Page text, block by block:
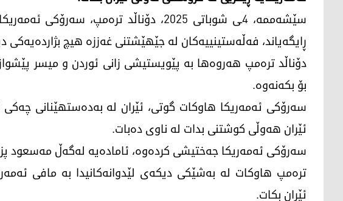
سێشه‌ممه‌، 4ـی شوباتی 2025، دۆناڵد تره‌مپ،
ڕایگه‌یاند، فه‌ڵه‌ستینییه‌كان له‌ جێهێشتنی غه‌ززه‌ هیچ بژارده‌یه‌كی
دۆناڵد تره‌مپ هه‌روه‌ها به‌ پێویستیشی زانی ئوردن و میسر
بۆ بكه‌نه‌وه‌.
سه‌رۆكی ئه‌مه‌ریكا هاوكات گوتی، ئێران له‌ به‌ده‌ستهێنانی
ئێران هه‌وڵی كوشتنی بدات له‌ ناوی ده‌بات.
سه‌رۆكی ئه‌مه‌ریكا جه‌ختیشی كرده‌وه‌، ئاماده‌یه‌ له‌گه‌ڵ مه‌سعود
تره‌مپ هاوكات له‌ به‌شێكی دیكه‌ی لێدوانه‌كانیدا به‌ مافی
ئێران بكات.